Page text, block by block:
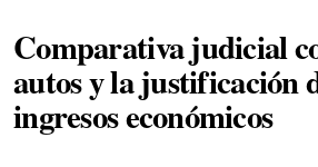
Comparativa judicial
autos y la justificación
ingresos económicos